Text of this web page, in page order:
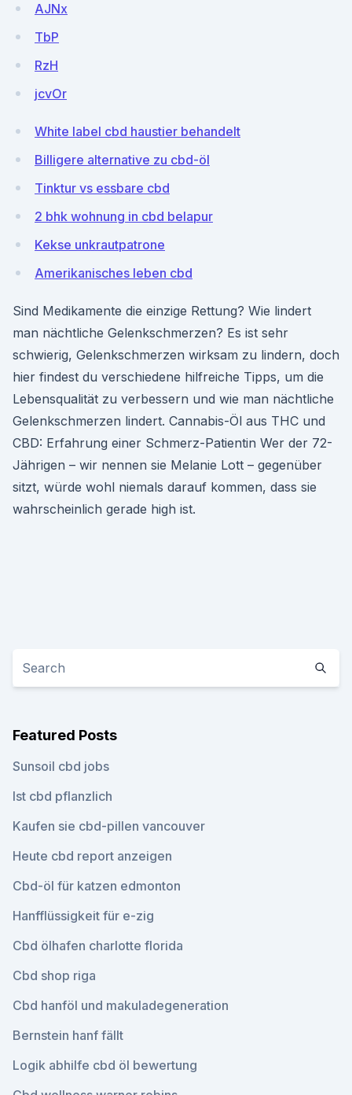
AJNx
TbP
RzH
jcvOr
White label cbd haustier behandelt
Billigere alternative zu cbd-öl
Tinktur vs essbare cbd
2 bhk wohnung in cbd belapur
Kekse unkrautpatrone
Amerikanisches leben cbd
Sind Medikamente die einzige Rettung? Wie lindert
man nächtliche Gelenkschmerzen? Es ist sehr
schwierig, Gelenkschmerzen wirksam zu lindern, doch
hier findest du verschiedene hilfreiche Tipps, um die
Lebensqualität zu verbessern und wie man nächtliche
Gelenkschmerzen lindert. Cannabis-Öl aus THC und
CBD: Erfahrung einer Schmerz-Patientin Wer der 72-
Jährigen – wir nennen sie Melanie Lott – gegenüber
sitzt, würde wohl niemals darauf kommen, dass sie
wahrscheinlich gerade high ist.
Featured Posts
Sunsoil cbd jobs
Ist cbd pflanzlich
Kaufen sie cbd-pillen vancouver
Heute cbd report anzeigen
Cbd-öl für katzen edmonton
Hanfflüssigkeit für e-zig
Cbd ölhafen charlotte florida
Cbd shop riga
Cbd hanföl und makuladegeneration
Bernstein hanf fällt
Logik abhilfe cbd öl bewertung